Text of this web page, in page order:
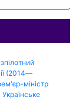
(2014—
міністр
Українське